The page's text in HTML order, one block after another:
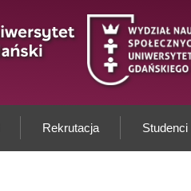
Rekrutacja Studenci